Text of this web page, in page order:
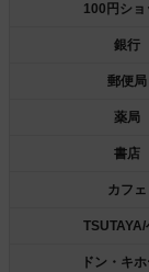
100円ショ
銀行
郵便局
薬局
書店
カフェ
TSUTAYA/
ドン・キ